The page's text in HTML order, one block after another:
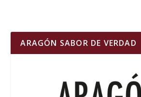
ARAGÓN SABOR DE VERDAD